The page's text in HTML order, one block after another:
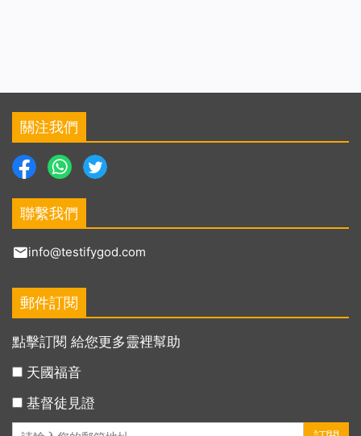
關注我們
聯繫我們
info@testifygod.com
郵件訂閱
點擊訂閱 給您更多靈裡幫助
天國福音
基督徒見證